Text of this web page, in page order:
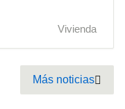
Vivienda
Más noticias